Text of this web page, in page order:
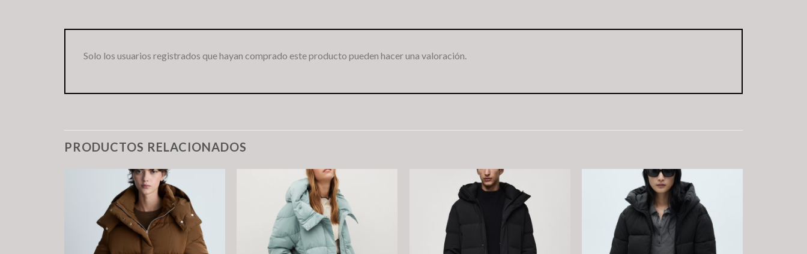
Solo los usuarios registrados que hayan comprado este producto pueden hacer una valoración.
PRODUCTOS RELACIONADOS